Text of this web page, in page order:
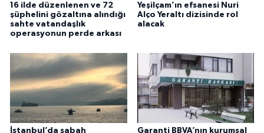
16 ilde düzenlenen ve 72
şüphelini gözaltına alındığı
sahte vatandaşlık
operasyonun perde arkası
Yeşilçam’ın efsanesi Nuri
Alço Yeraltı dizisinde rol
alacak
İstanbul’da sabah Garanti BBVA’nın kurumsal